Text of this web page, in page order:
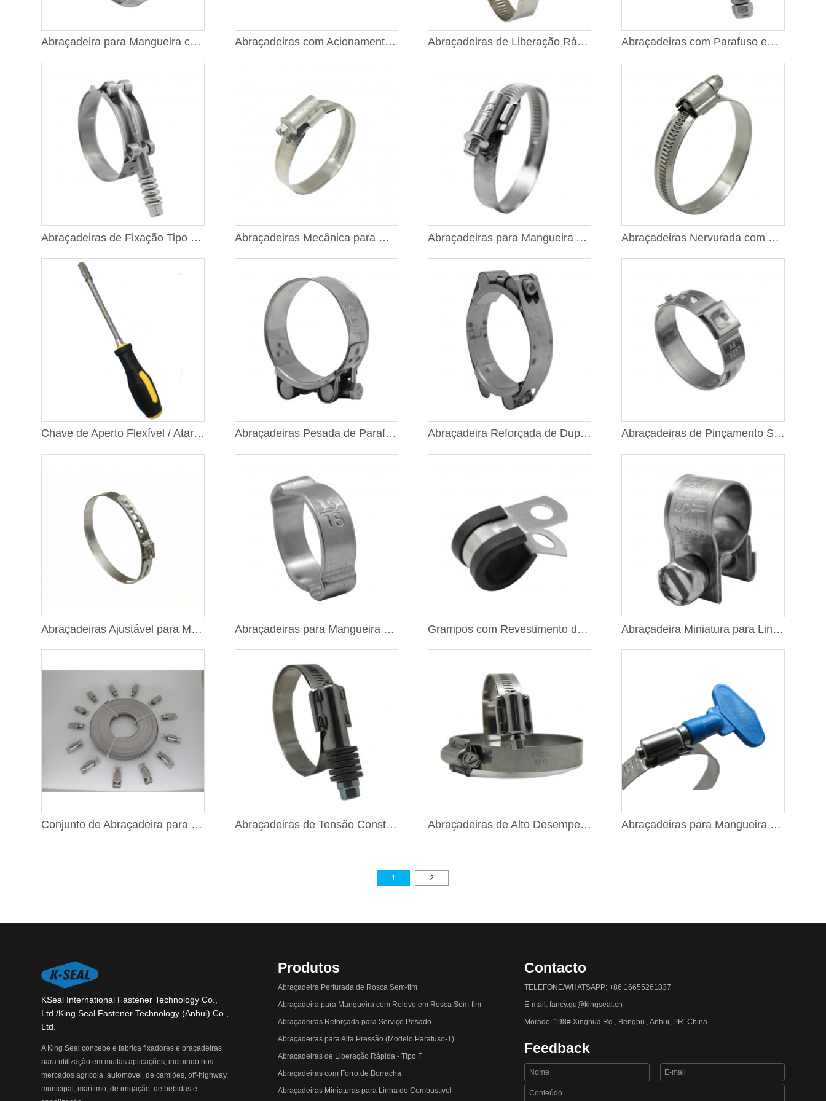
Abraçadeira para Mangueira com Acionamento por Parafuso Sem-fim, Fita de 1/2" Abraçadeiras com Acionamento por Parafuso Sem-fim, Fita de 5/16" Abraçadeiras de Liberação Rápida Tipo F Abraçadeiras com Parafuso em T - Padrão SAE J1508
Abraçadeiras de Fixação Tipo T com Mola Abraçadeiras Mecânica para Mangueira Padrão Alemão Abraçadeiras para Mangueira Alto Desempenho Padrão Alemão Abraçadeiras Nervurada com Engrenagem Sem-fim - Tipo "FE" DIN 3017
Chave de Aperto Flexível / Atarraxador Flexível Abraçadeiras Pesada de Parafuso Único com Fita Simples Abraçadeira Reforçada de Duplo Parafuso com Dupla Fita Abraçadeiras de Pinçamento Sem Costura
Abraçadeiras Ajustável para Manga Homocinética (CV-Boot) Abraçadeiras para Mangueira de Duas Orelhas Grampos com Revestimento de Borracha Abraçadeira Miniatura para Linha de Combustível
Conjunto de Abraçadeira para Mangueira Tipo Americano Abraçadeiras de Tensão Constante 5/8 de Polegada de Largura Abraçadeiras de Alto Desempenho com Acionamento por Parafuso Sem-fim, Fita de 5/8" Abraçadeiras para Mangueira com Acionamento por Parafuso Sem-fim e Chave Própria
1 2
KSeal International Fastener Technology Co.,
Ltd./King Seal Fastener Technology (Anhui) Co.,
Ltd.
A King Seal concebe e fabrica fixadores e braçadeiras
para utilização em muitas aplicações, incluindo nos
mercados agrícola, automóvel, de camiões, off-highway,
municipal, marítimo, de irrigação, de bebidas e
Produtos
Abraçadeira Perfurada de Rosca Sem-fim
Abraçadeira para Mangueira com Relevo em Rosca Sem-fim
Abraçadeiras Reforçada para Serviço Pesado
Abraçadeiras para Alta Pressão (Modelo Parafuso-T)
Abraçadeiras de Liberação Rápida - Tipo F
Abraçadeiras com Forro de Borracha
Abraçadeiras Miniaturas para Linha de Combustível
Contacto
TELEFONE/WHATSAPP: +86 16655261837
E-mail: fancy.gu@kingseal.cn
Morado: 198# Xinghua Rd , Bengbu , Anhui, PR. China
Feedback